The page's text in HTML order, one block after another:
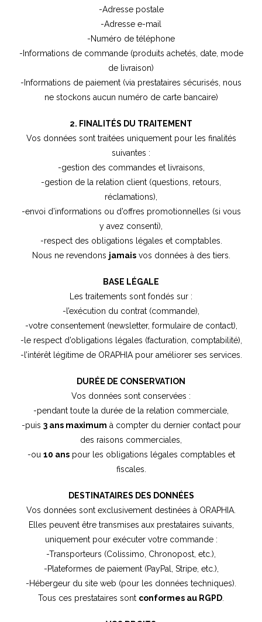
-Adresse postale
-Adresse e-mail
-Numéro de téléphone
-Informations de commande (produits achetés, date, mode
de livraison)
-Informations de paiement (via prestataires sécurisés, nous
ne stockons aucun numéro de carte bancaire)
2. FINALITÉS DU TRAITEMENT
Vos données sont traitées uniquement pour les finalités
suivantes :
-gestion des commandes et livraisons,
-gestion de la relation client (questions, retours,
réclamations),
-envoi d’informations ou d’offres promotionnelles (si vous
y avez consenti),
-respect des obligations légales et comptables.
Nous ne revendons jamaisvos données à des tiers.
BASE LÉGALE
Les traitements sont fondés sur :
-l’exécution du contrat (commande),
-votre consentement (newsletter, formulaire de contact),
-le respect d’obligations légales (facturation, comptabilité),
-l’intérêt légitime de ORAPHIA pour améliorer ses services.
DURÉE DE CONSERVATION
Vos données sont conservées :
-pendant toute la durée de la relation commerciale,
-puis 3 ans maximum à compter du dernier contact pour
des raisons commerciales,
-ou 10 anspour les obligations légales comptables et
fiscales.
DESTINATAIRES DES DONNÉES
Vos données sont exclusivement destinées à ORAPHIA.
Elles peuvent être transmises aux prestataires suivants,
uniquement pour exécuter votre commande :
-Transporteurs (Colissimo, Chronopost, etc.),
-Plateformes de paiement (PayPal, Stripe, etc.),
-Hébergeur du site web (pour les données techniques).
Tous ces prestataires sont conformes au RGPD